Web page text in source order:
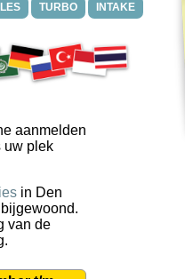
TURBO INTAKE
aanmelden
uw plek
in Den
van de